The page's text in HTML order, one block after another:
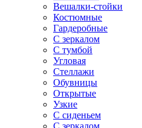
Вешалки-стойки
Костюмные
Гардеробные
С зеркалом
С тумбой
Угловая
Стеллажи
Обувницы
Открытые
Узкие
С сиденьем